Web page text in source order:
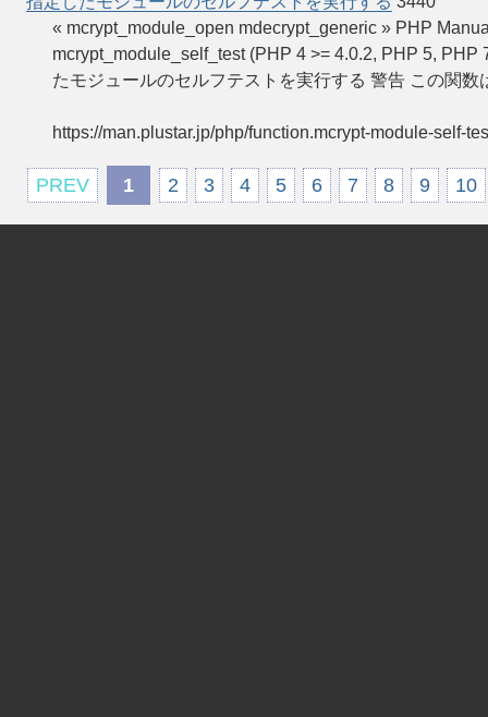
« mcrypt_module_open mdecrypt_generic » PHP
mcrypt_module_self_test (PHP 4 >= 4.0.2, PHP 5,
たモジュールのセルフテストを実行する 警告 この関
https://man.plustar.jp/php/function.mcrypt-module-self-
PREV 1 2 3 4 5 6 7 8 9 10